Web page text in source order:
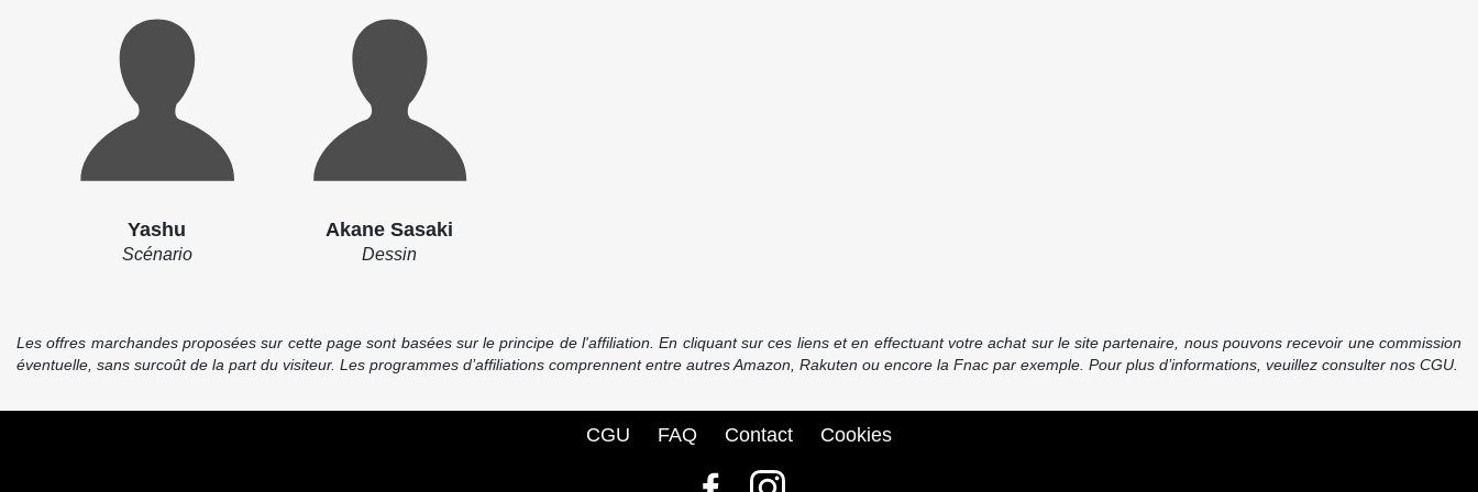
Yashu
Scénario
Akane Sasaki
Dessin
Les offres marchandes proposées sur cette page sont basées sur le principe de l'affiliation. En cliquant sur ces liens et en effectuant votre achat sur le site partenaire, nous pouvons recevoir une commission
éventuelle, sans surcoût de la part du visiteur. Les programmes d’affiliations comprennent entre autres Amazon, Rakuten ou encore la Fnac par exemple. Pour plus d’informations, veuillez consulter nos CGU.
CGU FAQ Contact Cookies